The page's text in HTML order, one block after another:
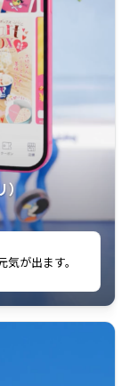
）
が出ます。
のが楽しいで